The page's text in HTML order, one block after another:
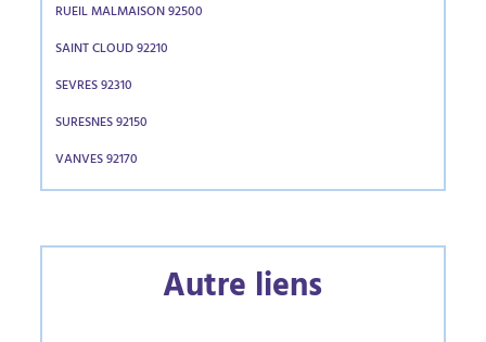
RUEIL MALMAISON 92500
SAINT CLOUD 92210
SEVRES 92310
SURESNES 92150
VANVES 92170
Autre liens